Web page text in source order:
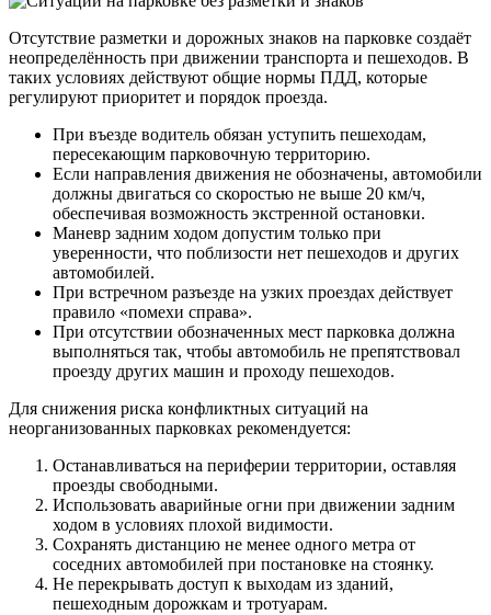
Отсутствие разметки и дорожных знаков на парковке создаёт
неопределённость при движении транспорта и пешеходов. В
таких условиях действуют общие нормы ПДД, которые
регулируют приоритет и порядок проезда.
При въезде водитель обязан уступить пешеходам,
пересекающим парковочную территорию.
Если направления движения не обозначены, автомобили
должны двигаться со скоростью не выше 20 км/ч,
обеспечивая возможность экстренной остановки.
Маневр задним ходом допустим только при
уверенности, что поблизости нет пешеходов и других
автомобилей.
При встречном разъезде на узких проездах действует
правило «помехи справа».
При отсутствии обозначенных мест парковка должна
выполняться так, чтобы автомобиль не препятствовал
проезду других машин и проходу пешеходов.
Для снижения риска конфликтных ситуаций на
неорганизованных парковках рекомендуется:
Останавливаться на периферии территории, оставляя
проезды свободными.
Использовать аварийные огни при движении задним
ходом в условиях плохой видимости.
Сохранять дистанцию не менее одного метра от
соседних автомобилей при постановке на стоянку.
Не перекрывать доступ к выходам из зданий,
пешеходным дорожкам и тротуарам.